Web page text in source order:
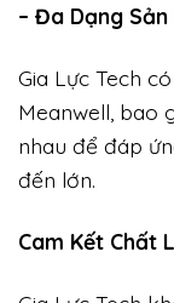
– Đa Dạng Sản
Gia Lực Tech
Meanwell, bao
nhau để đáp
đến lớn.
Cam Kết Chất